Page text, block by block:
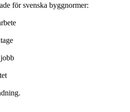
för svenska byggnormer: